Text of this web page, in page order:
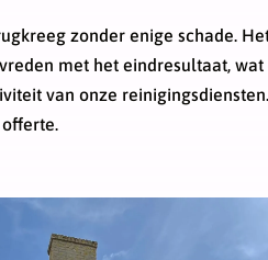
zonder enige schade.
met het eindresultaat,
van onze